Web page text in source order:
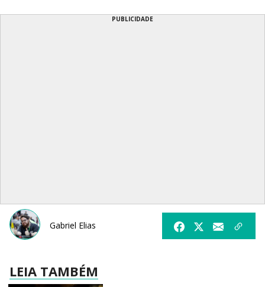
PUBLICIDADE
Gabriel Elias
LEIA TAMBÉM